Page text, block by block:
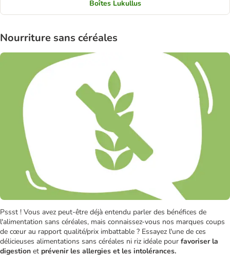
Boîtes Lukullus
Nourriture sans céréales
Pssst ! Vous avez peut-être déjà entendu parler des bénéfices de
l'alimentation sans céréales, mais connaissez-vous nos marques coups
de cœur au rapport qualité/prix imbattable ? Essayez l'une de ces
délicieuses alimentations sans céréales ni riz idéale pour favoriser la
digestion et prévenir les allergies et les intolérances.